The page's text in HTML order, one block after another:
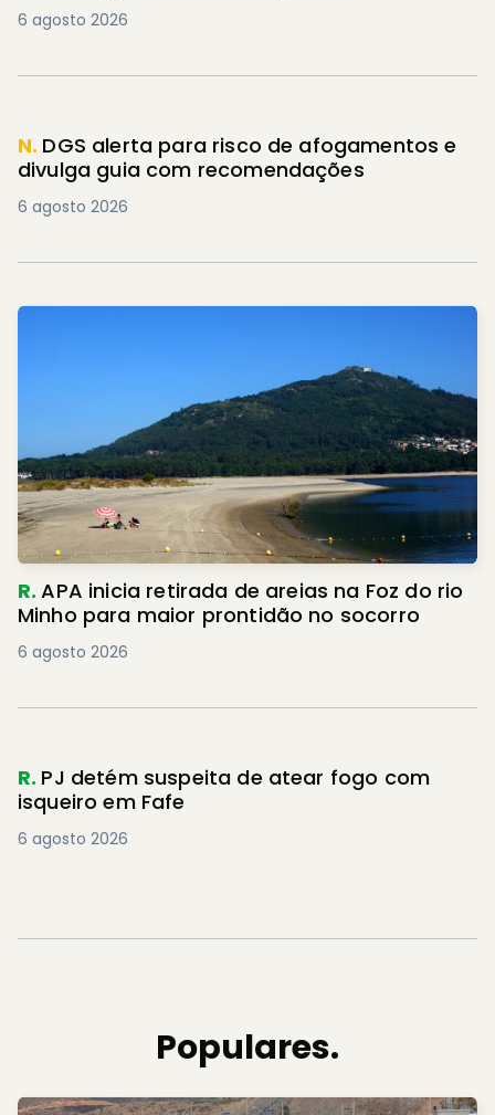
6 agosto 2026
N. DGS alerta para risco de afogamentos e
divulga guia com recomendações
6 agosto 2026
R.APA inicia retirada de areias na Foz do rio
Minho para maior prontidão no socorro
6 agosto 2026
R. PJ detém suspeita de atear fogo com
isqueiro em Fafe
6 agosto 2026
Populares.